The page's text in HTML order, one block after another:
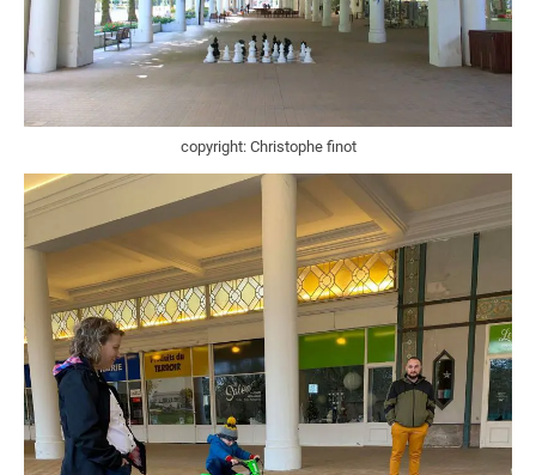
copyright: Christophe finot